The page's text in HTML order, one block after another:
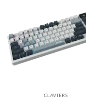
CLAVIERS